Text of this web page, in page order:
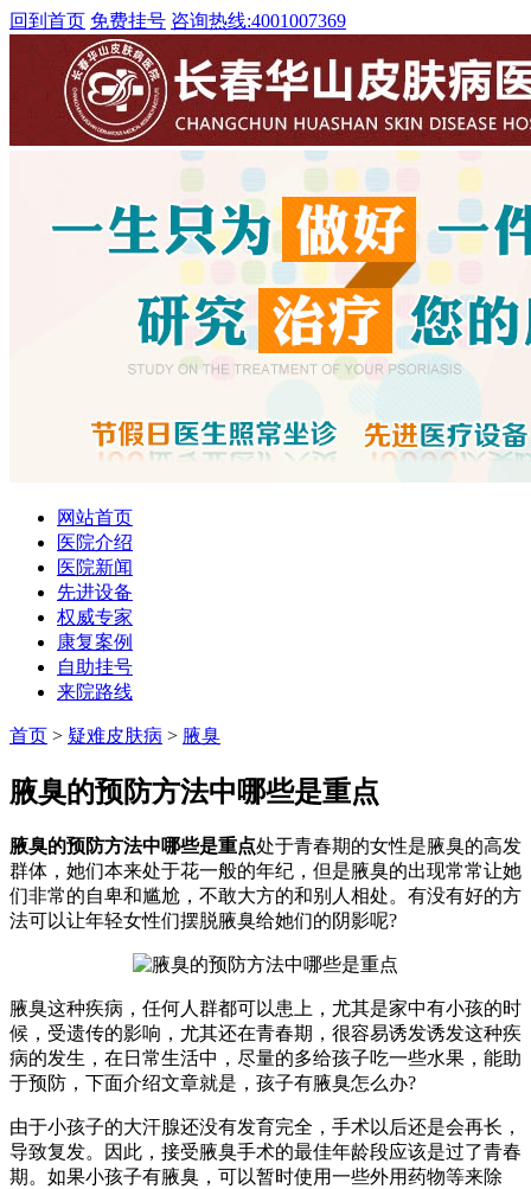
回到首页 免费挂号 咨询热线:4001007369
网站首页
医院介绍
医院新闻
先进设备
权威专家
康复案例
自助挂号
来院路线
首页 > 疑难皮肤病 > 腋臭
腋臭的预防方法中哪些是重点
腋臭的预防方法中哪些是重点处于青春期的女性是腋臭的高发
群体，她们本来处于花一般的年纪，但是腋臭的出现常常让她
们非常的自卑和尴尬，不敢大方的和别人相处。有没有好的方
法可以让年轻女性们摆脱腋臭给她们的阴影呢?
腋臭这种疾病，任何人群都可以患上，尤其是家中有小孩的时
候，受遗传的影响，尤其还在青春期，很容易诱发诱发这种疾
病的发生，在日常生活中，尽量的多给孩子吃一些水果，能助
于预防，下面介绍文章就是，孩子有腋臭怎么办?
由于小孩子的大汗腺还没有发育完全，手术以后还是会再长，
导致复发。因此，接受腋臭手术的最佳年龄段应该是过了青春
期。如果小孩子有腋臭，可以暂时使用一些外用药物等来除